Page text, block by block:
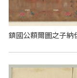
鎮國公額爾圖之子納